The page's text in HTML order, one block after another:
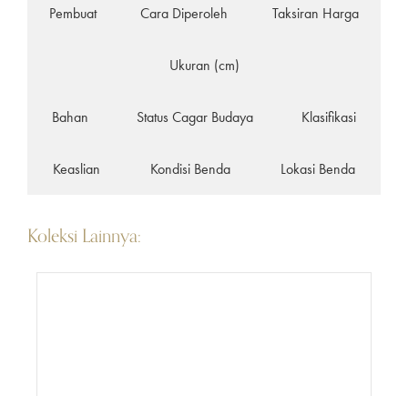
Pembuat Cara Diperoleh Taksiran Harga
Ukuran (cm)
Bahan Status Cagar Budaya Klasifikasi
Keaslian Kondisi Benda Lokasi Benda
Koleksi Lainnya: